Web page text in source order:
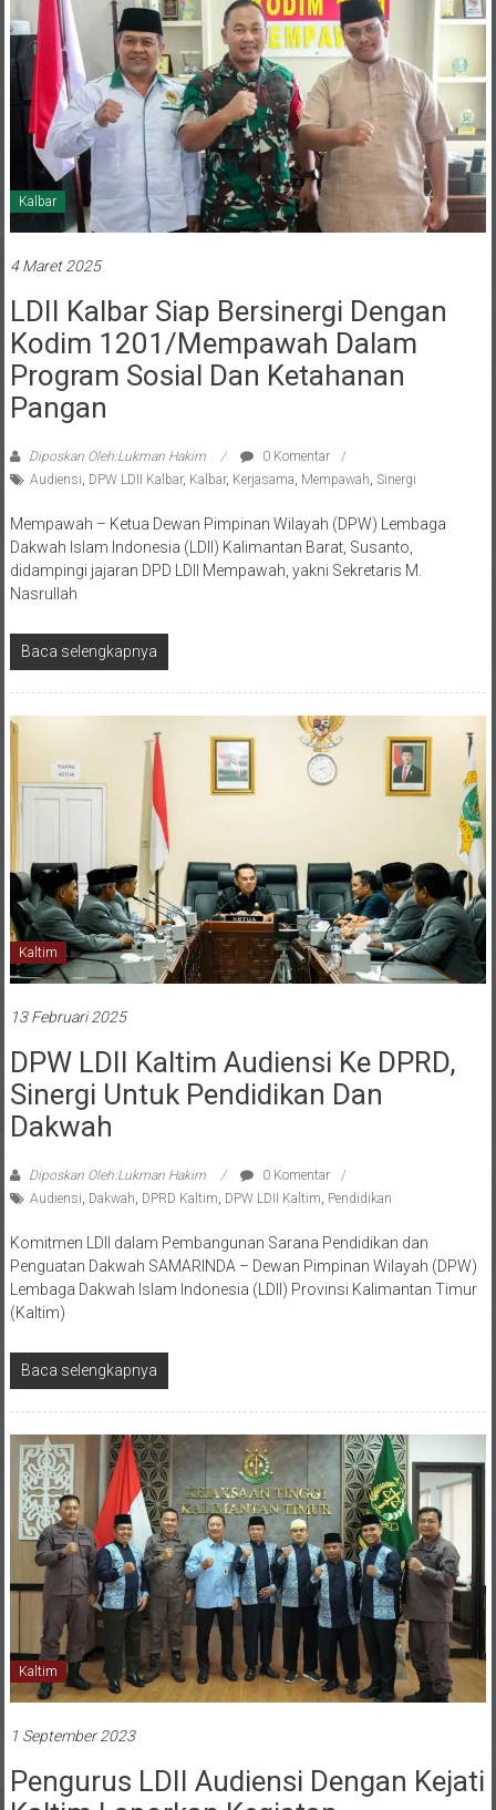
Kalbar
4 Maret 2025
LDII Kalbar Siap Bersinergi Dengan
Kodim 1201/Mempawah Dalam
Program Sosial Dan Ketahanan
Pangan
Diposkan Oleh:Lukman Hakim
0 Komentar
Audiensi, DPW LDII Kalbar, Kalbar, Kerjasama, Mempawah, Sinergi
Mempawah – Ketua Dewan Pimpinan Wilayah (DPW) Lembaga
Dakwah Islam Indonesia (LDII) Kalimantan Barat, Susanto,
didampingi jajaran DPD LDII Mempawah, yakni Sekretaris M.
Nasrullah
Baca selengkapnya
Kaltim
13 Februari 2025
DPW LDII Kaltim Audiensi Ke DPRD,
Sinergi Untuk Pendidikan Dan
Dakwah
Diposkan Oleh:Lukman Hakim
0 Komentar
Audiensi, Dakwah, DPRD Kaltim, DPW LDII Kaltim, Pendidikan
Komitmen LDII dalam Pembangunan Sarana Pendidikan dan
Penguatan Dakwah SAMARINDA – Dewan Pimpinan Wilayah (DPW)
Lembaga Dakwah Islam Indonesia (LDII) Provinsi Kalimantan Timur
(Kaltim)
Baca selengkapnya
Kaltim
1 September 2023
Pengurus LDII Audiensi Dengan Kejati